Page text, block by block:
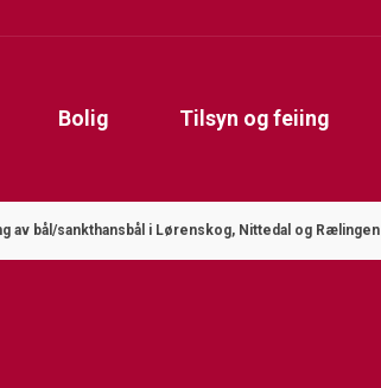
Bolig Tilsyn og feiing
av bål/sankthansbål i Lørenskog, Nittedal og Rælingen